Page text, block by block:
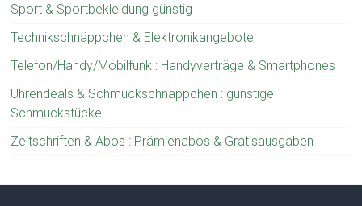
Sport & Sportbekleidung günstig
Technikschnäppchen & Elektronikangebote
Telefon/Handy/Mobilfunk : Handyverträge & Smartphones
Uhrendeals & Schmuckschnäppchen : günstige
Schmuckstücke
Zeitschriften & Abos : Prämienabos & Gratisausgaben